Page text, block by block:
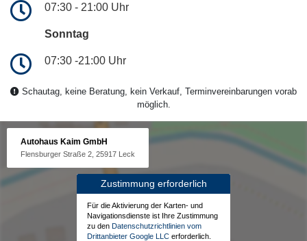
07:30 - 21:00 Uhr
Sonntag
07:30 -21:00 Uhr
Schautag, keine Beratung, kein Verkauf, Terminvereinbarungen vorab
möglich.
Autohaus Kaim GmbH
Flensburger Straße 2, 25917 Leck
Zustimmung erforderlich
Für die Aktivierung der Karten- und
Navigationsdienste ist Ihre Zustimmung
zu den Datenschutzrichtlinien vom
Drittanbieter Google LLC erforderlich.